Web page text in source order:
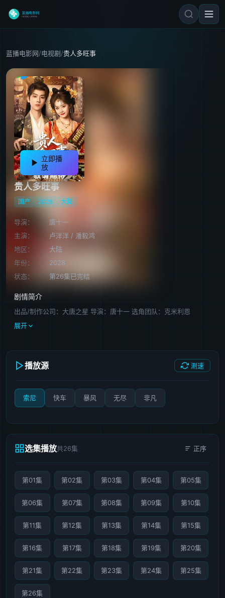
蓝播电影网/电视剧/贵人多旺事
立即播
放
贵人多旺事
国产 2028 大陆
导演：
唐十一
主演：
卢洋洋 / 潘毅鸿
地区：
大陆
年份：
2028
状态：
第26集已完结
剧情简介
出品/制作公司：大唐之星 导演：唐十一 选角团队：克米利恩
展开
播放源 测速
索尼 快车 暴风 无尽 非凡
选集播放共26集 正序
第01集 第02集 第03集 第04集 第05集
第06集 第07集 第08集 第09集 第10集
第11集 第12集 第13集 第14集 第15集
第16集 第17集 第18集 第19集 第20集
第21集 第22集 第23集 第24集 第25集
第26集